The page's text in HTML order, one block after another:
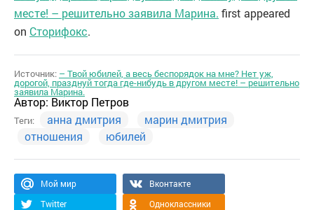
месте! – решительно заявила Марина. first appeared
on Сторифокс.
Источник: – Твой юбилей, а весь беспорядок на мне? Нет уж,
дорогой, празднуй тогда где-нибудь в другом месте! – решительно
заявила Марина.
Автор: Виктор Петров
Теги: анна дмитрия
марин дмитрия
отношения
юбилей
Мой мир
Вконтакте
Twitter
Одноклассники